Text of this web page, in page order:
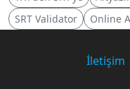
SRT Validator
Online
İletişim